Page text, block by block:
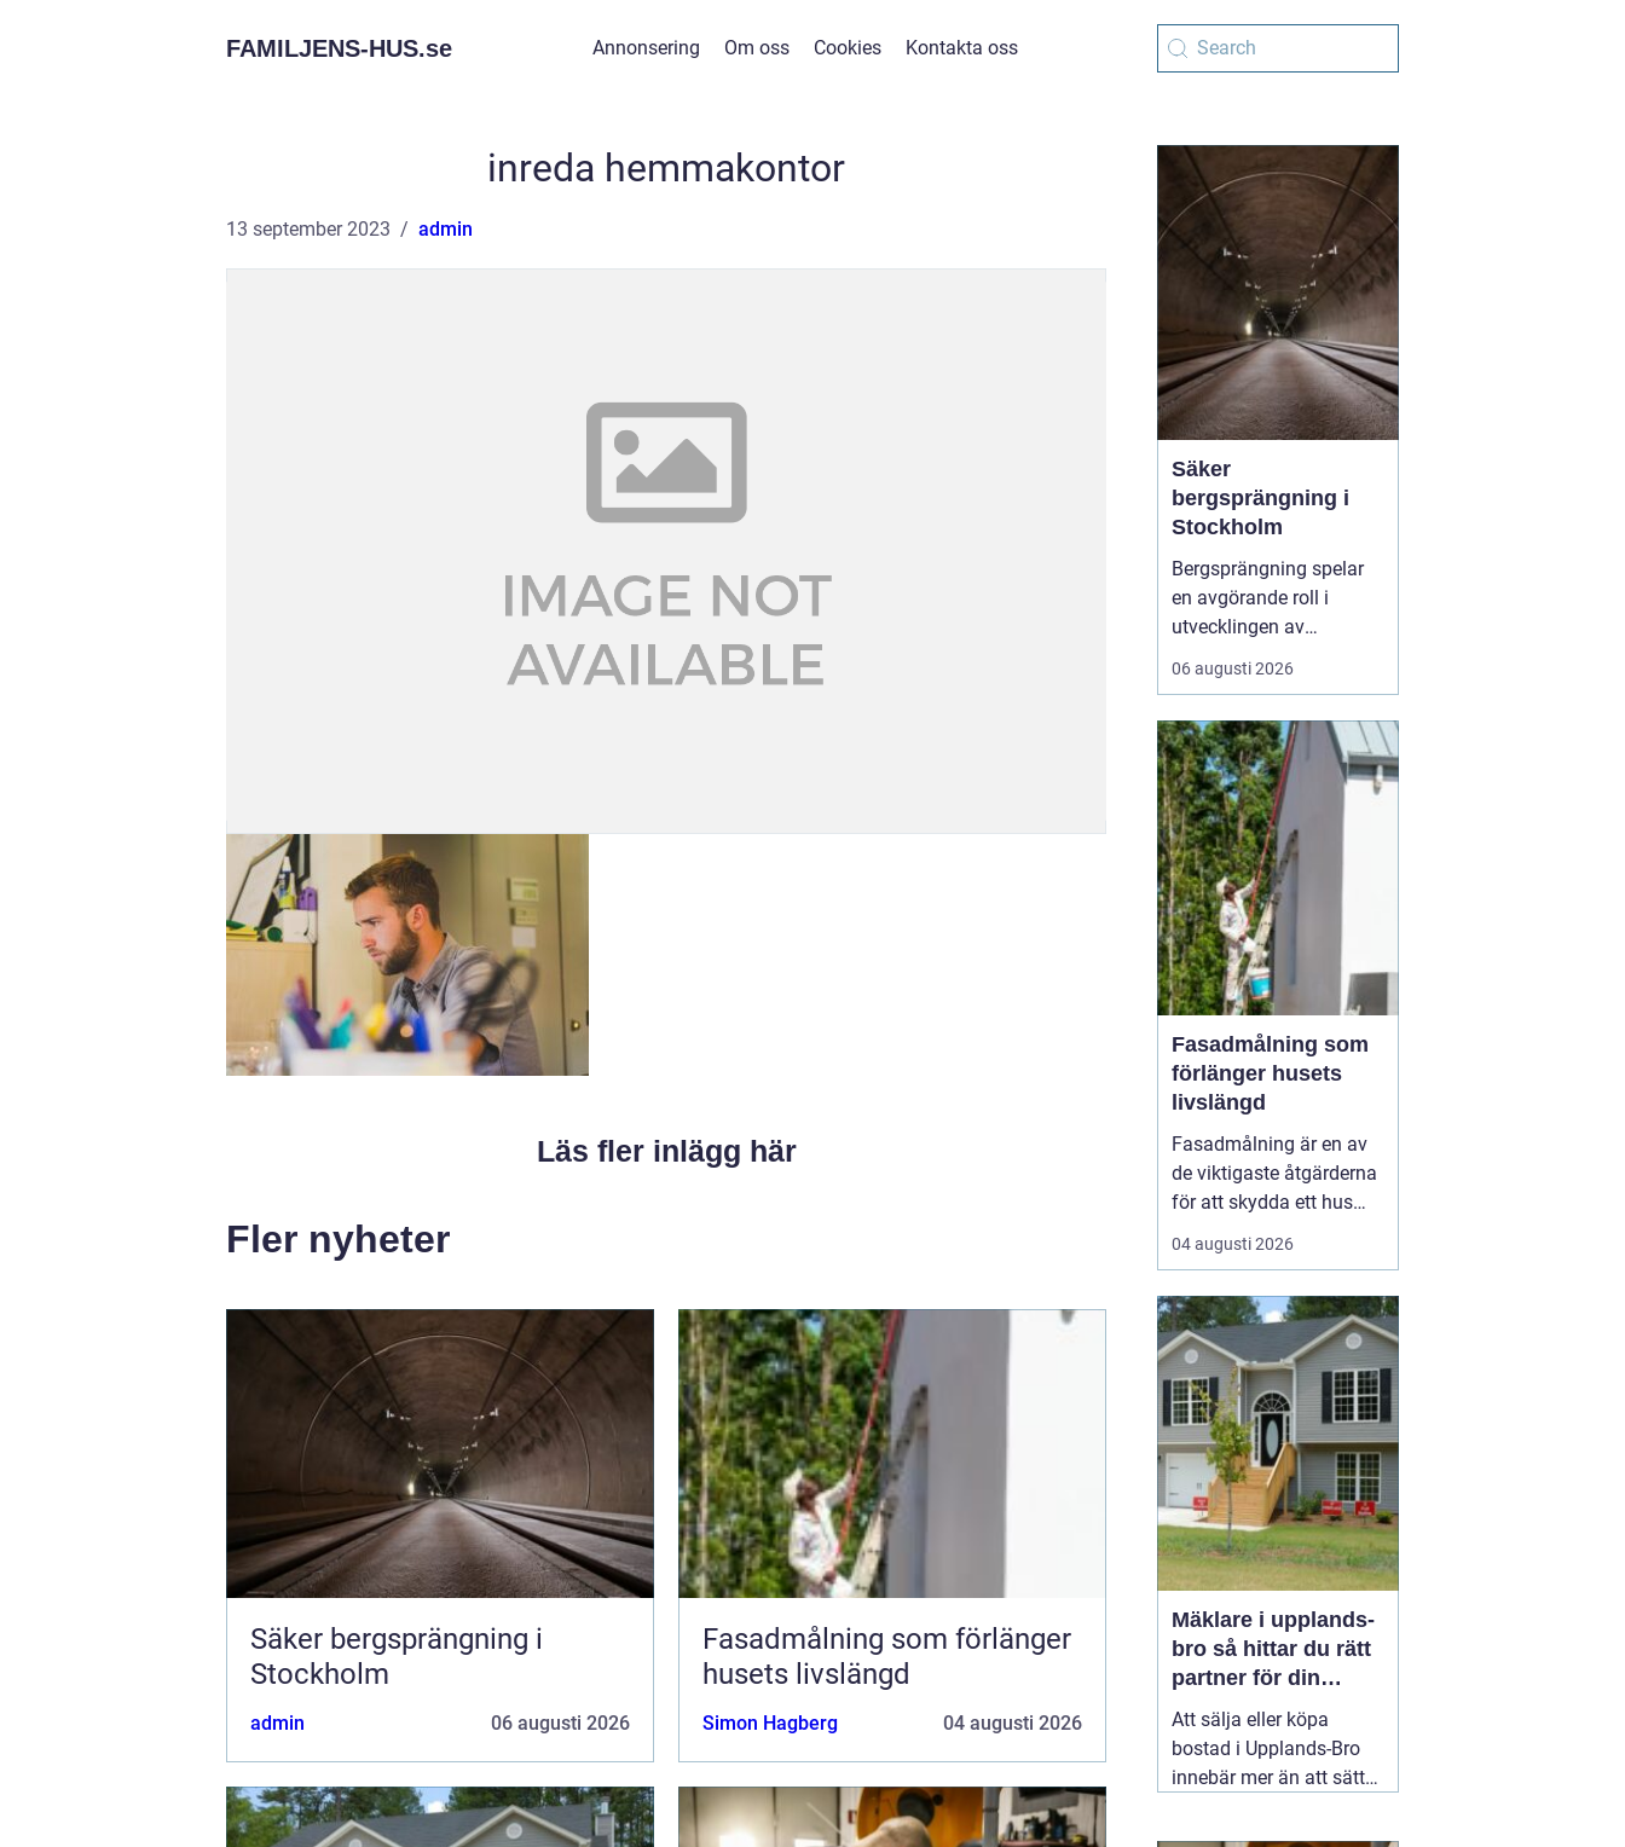
FAMILJENS-HUS.se Annonsering Om oss Cookies Kontakta oss
inreda hemmakontor
13 september 2023 admin
Läs fler inlägg här
Fler nyheter
Säker bergsprängning i
Stockholm
admin 06 augusti 2026
Fasadmålning som förlänger
husets livslängd
Simon Hagberg 04 augusti 2026
Säker
bergsprängning i
Stockholm
Bergsprängning spelar
en avgörande roll i
utvecklingen av
moderna städer och
infrastruktur, särskilt i en
Stockholm. Genom en
kombination av teknisk
skicklighet och precision
skapas utrymme för nya
byggnad...
06 augusti 2026
Fasadmålning som
förlänger husets
livslängd
Fasadmålning är en av
de viktigaste åtgärderna
för att skydda ett hus
mot väder, vind och
slitage över tid. Genom
noggrant, välja rätt
färgsystem och utföra
målningsmo...
04 augusti 2026
Mäklare i upplands-
bro så hittar du rätt
partner för din
bostadsaffär
Att sälja eller köpa
bostad i Upplands-Bro
innebär mer än att sätta
annons. Marknaden rör